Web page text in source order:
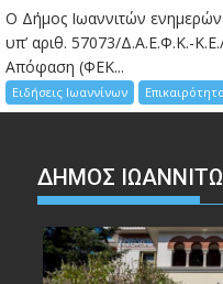
Ο Δήμος Ιωαννιτών
υπ’ αριθ. 57073/Δ.Α.Ε.Φ.Κ.-
Απόφαση (ΦΕΚ...
Ειδήσεις Ιωαννίνων Επικαιρότητα
ΔΗΜΟΣ